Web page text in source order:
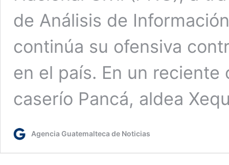
de Análisis de
continúa su ofensiva
en el país. En un
caserío Pancá, aldea
Agencia Guatemalteca de Noticias